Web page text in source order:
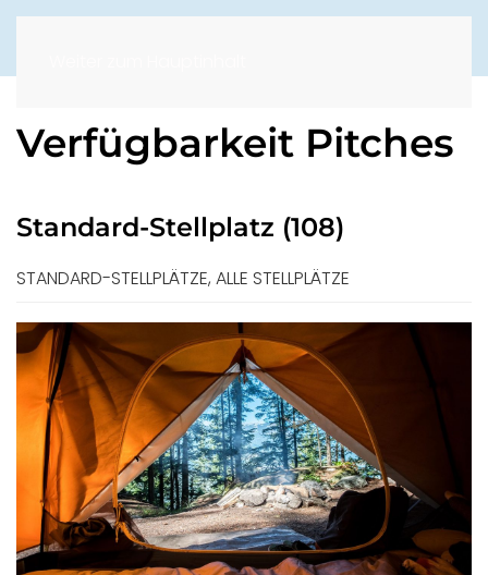
Verfügbarkeit Pitches
Standard-Stellplatz (108)
STANDARD-STELLPLÄTZE, ALLE STELLPLÄTZE